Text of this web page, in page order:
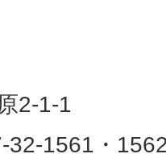
2-1-1
32-1561・